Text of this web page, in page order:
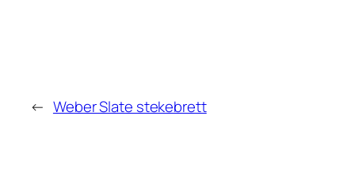
← Weber Slate stekebrett